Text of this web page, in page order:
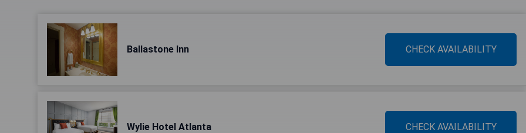
Ballastone Inn CHECK AVAILABILITY
Wylie Hotel Atlanta CHECK AVAILABILITY